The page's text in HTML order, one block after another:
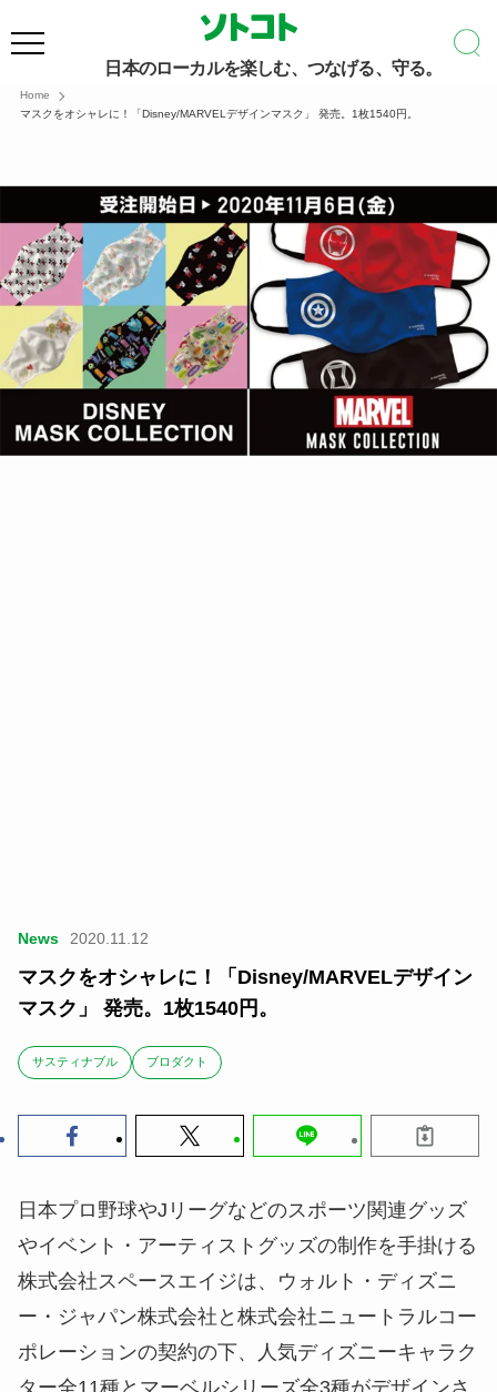
日本のローカルを楽しむ、つなげる、守る。
Home
マスクをオシャレに！「Disney/MARVELデザインマスク」 発売。1枚1540円。
News 2020.11.12
マスクをオシャレに！「Disney/MARVELデザイン
マスク」 発売。1枚1540円。
サスティナブル ブロダクト
日本プロ野球やJリーグなどのスポーツ関連グッズ
やイベント・アーティストグッズの制作を手掛ける
株式会社スペースエイジは、ウォルト・ディズニ
ー・ジャパン株式会社と株式会社ニュートラルコー
ポレーションの契約の下、人気ディズニーキャラク